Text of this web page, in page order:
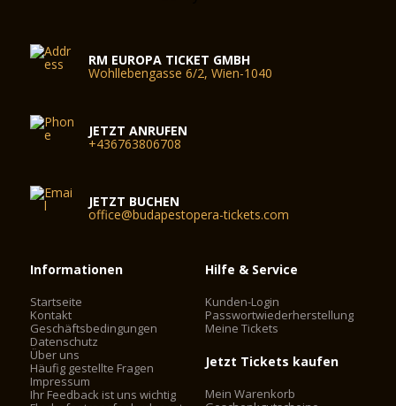
RM EUROPA TICKET GMBH
Wohllebengasse 6/2, Wien-1040
JETZT ANRUFEN
+436763806708
JETZT BUCHEN
office@budapestopera-tickets.com
Informationen
Startseite
Kontakt
Geschäftsbedingungen
Datenschutz
Über uns
Häufig gestellte Fragen
Impressum
Ihr Feedback ist uns wichtig
Hilfe & Service
Kunden-Login
Passwortwiederherstellung
Meine Tickets
Jetzt Tickets kaufen
Mein Warenkorb